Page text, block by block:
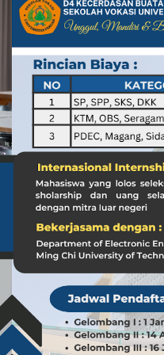
yang Akurat
Akurat untuk Masyarakat
Baru
Kemakmuran Bangsa
Global
dalam Perekonomian Global